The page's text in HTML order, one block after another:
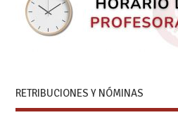
RETRIBUCIONES Y NÓMINAS